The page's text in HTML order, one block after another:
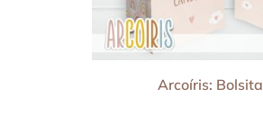
Arcoíris: Bolsita